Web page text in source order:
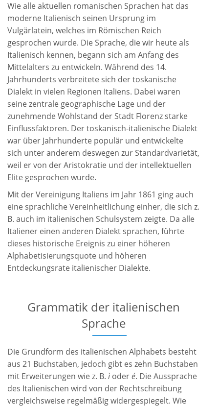
Wie alle aktuellen romanischen Sprachen hat das
moderne Italienisch seinen Ursprung im
Vulgärlatein, welches im Römischen Reich
gesprochen wurde. Die Sprache, die wir heute als
Italienisch kennen, begann sich am Anfang des
Mittelalters zu entwickeln. Während des 14.
Jahrhunderts verbreitete sich der toskanische
Dialekt in vielen Regionen Italiens. Dabei waren
seine zentrale geographische Lage und der
zunehmende Wohlstand der Stadt Florenz starke
Einflussfaktoren. Der toskanisch-italienische Dialekt
war über Jahrhunderte populär und entwickelte
sich unter anderem deswegen zur Standardvarietät,
weil er von der Aristokratie und der intellektuellen
Elite gesprochen wurde.
Mit der Vereinigung Italiens im Jahr 1861 ging auch
eine sprachliche Vereinheitlichung einher, die sich z.
B. auch im italienischen Schulsystem zeigte. Da alle
Italiener einen anderen Dialekt sprachen, führte
dieses historische Ereignis zu einer höheren
Alphabetisierungsquote und höheren
Entdeckungsrate italienischer Dialekte.
Grammatik der italienischen
Sprache
Die Grundform des italienischen Alphabets besteht
aus 21 Buchstaben, jedoch gibt es zehn Buchstaben
mit Erweiterungen wie z. B. ì oderé. Die Aussprache
des Italienischen wird von der Rechtschreibung
vergleichsweise regelmäßig widergespiegelt. Wie